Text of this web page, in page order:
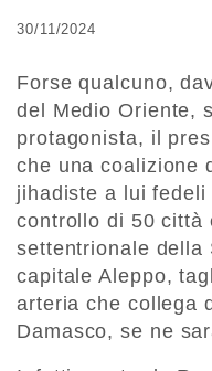
30/11/2024
Forse qualcuno,
del Medio Oriente,
protagonista, il
che una coalizione
jihadiste a lui fedeli
controllo di 50 città
settentrionale della
capitale Aleppo,
arteria che collega
Damasco, se ne